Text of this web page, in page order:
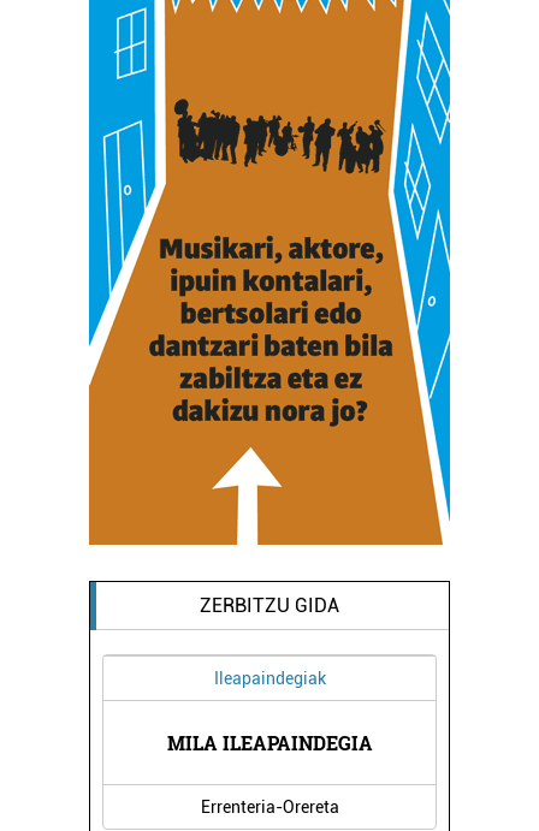
ZERBITZU GIDA
Ileapaindegiak
MILA ILEAPAINDEGIA
Errenteria-Orereta